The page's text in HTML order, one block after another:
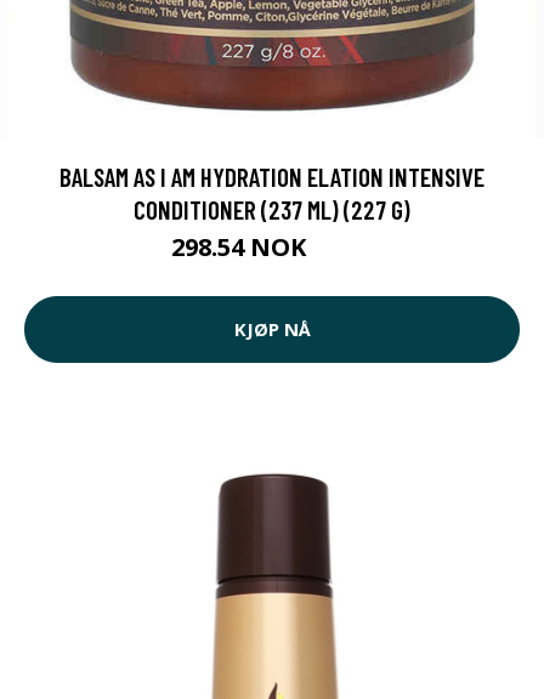
BALSAM AS I AM HYDRATION ELATION INTENSIVE
CONDITIONER (237 ML) (227 G)
298.54 NOK
KJØP NÅ